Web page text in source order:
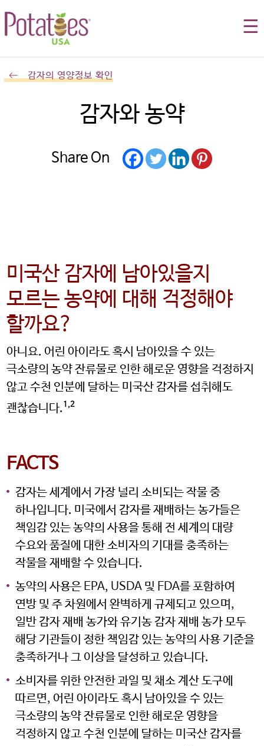
☰
미국 감자협회 경고
참고: 타사에서 관리하는 웹사이트
감자의 영양정보 확인
감자와 농약
Share On
미국산 감자에 남아있을지
모르는 농약에 대해 걱정해야
할까요?
아니요. 어린 아이라도 혹시 남아있을 수 있는
극소량의 농약 잔류물로 인한 해로운 영향을 걱정하지
않고 수천 인분에 달하는 미국산 감자를 섭취해도
괜찮습니다. 1,2
FACTS
감자는 세계에서 가장 널리 소비되는 작물 중
하나입니다. 미국에서 감자를 재배하는 농가들은
책임감 있는 농약의 사용을 통해 전 세계의 대량
수요와 품질에 대한 소비자의 기대를 충족하는
작물을 재배할 수 있습니다.
농약의 사용은 EPA, USDA 및 FDA를 포함하여
연방 및 주 차원에서 완벽하게 규제되고 있으며,
일반 감자 재배 농가와 유기농 감자 재배 농가 모두
해당 기관들이 정한 책임감 있는 농약의 사용 기준을
충족하거나 그 이상을 달성하고 있습니다.
소비자를 위한 안전한 과일 및 채소 계산 도구에
따르면, 어린 아이라도 혹시 남아있을 수 있는
극소량의 농약 잔류물로 인한 해로운 영향을
걱정하지 않고 수천 인분에 달하는 미국산 감자를